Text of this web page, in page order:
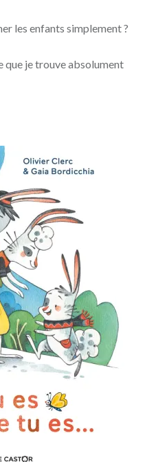
les enfants simplement ?
que je trouve absolument